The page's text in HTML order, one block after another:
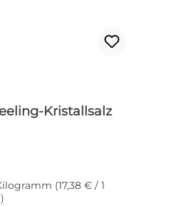
Kristallsalz
(17,38 € / 1